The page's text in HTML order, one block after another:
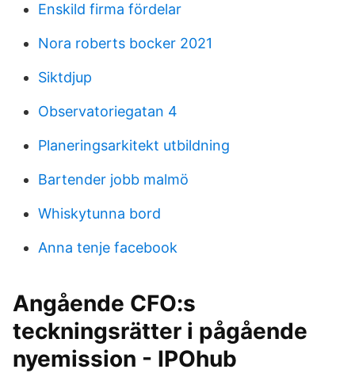
Enskild firma fördelar
Nora roberts bocker 2021
Siktdjup
Observatoriegatan 4
Planeringsarkitekt utbildning
Bartender jobb malmö
Whiskytunna bord
Anna tenje facebook
Angående CFO:s
teckningsrätter i pågående
nyemission - IPOhub